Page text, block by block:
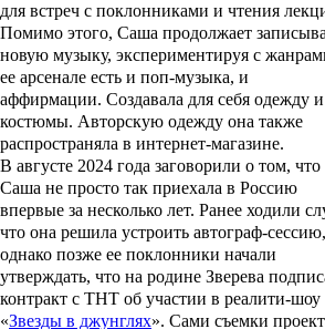
для встреч с поклонниками и чтения
Помимо этого, Саша продолжает
новую музыку, экспериментируя с
ее арсенале есть и поп-музыка, и
аффирмации. Создавала для себя одежду и
костюмы. Авторскую одежду она также
распространяла в интернет-магазине.
В августе 2024 года заговорили о том, что
Саша не просто так приехала в Россию
впервые за несколько лет. Ранее ходили
что она решила устроить автограф-сессию,
однако позже ее поклонники начали
утверждать, что на родине Зверева
контракт с ТНТ об участии в реалити-шоу
«Звезды в джунглях». Сами съемки